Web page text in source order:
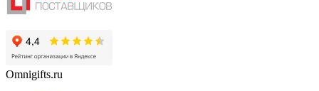
Omnigifts.ru